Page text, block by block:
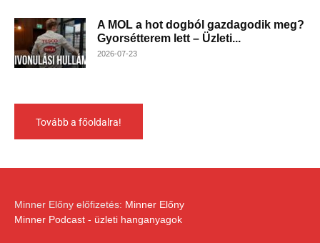
A MOL a hot dogból gazdagodik meg?
Gyorsétterem lett – Üzleti...
2026-07-23
Tovább a főoldalra!
Minner Előny előfizetés: Minner Előny
Minner Podcast - üzleti hanganyagok